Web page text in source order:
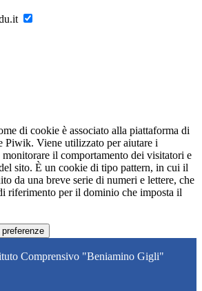
di cookie è associato alla piattaforma di
Piwik. Viene utilizzato per aiutare i
il comportamento dei visitatori e
sito. È un cookie di tipo pattern, in cui il
da una breve serie di numeri e lettere, che
riferimento per il dominio che imposta il
Comprensivo "Beniamino Gigli"